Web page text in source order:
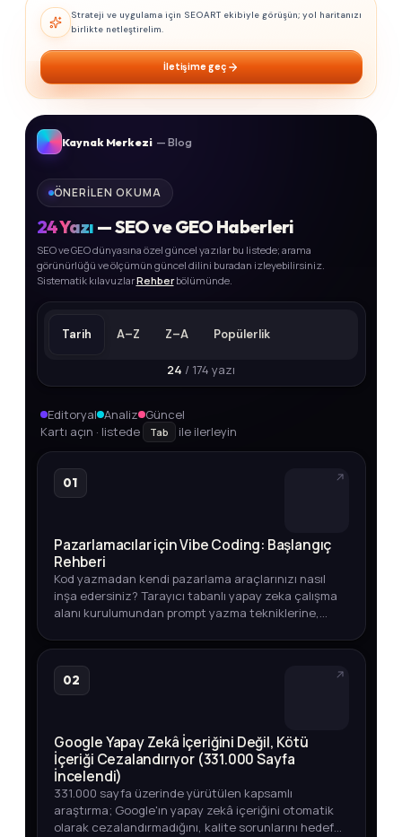
Strateji ve uygulama için SEOART ekibiyle görüşün; yol haritanızı
birlikte netleştirelim.
İletişime geç
Kaynak Merkezi — Blog
ÖNERILEN OKUMA
24Yazı — SEO ve GEO Haberleri
SEO ve GEO dünyasına özel güncel yazılar bu listede; arama
görünürlüğü ve ölçümün güncel dilini buradan izleyebilirsiniz.
Sistematik kılavuzlarRehber bölümünde.
Tarih A–Z Z–A Popülerlik
24 / 174 yazı
Editoryal Analiz Güncel
Kartı açın · listede
Tab ile ilerleyin
01
Pazarlamacılar için Vibe Coding: Başlangıç
Rehberi
Kod yazmadan kendi pazarlama araçlarınızı nasıl
inşa edersiniz? Tarayıcı tabanlı yapay zeka çalışma
alanı kurulumundan prompt yazma tekniklerine,
adım adım açıklıyoruz.
02
Google Yapay Zekâ İçeriğini Değil, Kötü
İçeriği Cezalandırıyor (331.000 Sayfa
İncelendi)
331.000 sayfa üzerinde yürütülen kapsamlı
araştırma; Google'ın yapay zekâ içeriğini otomatik
olarak cezalandırmadığını, kalite sorunlarını hedef